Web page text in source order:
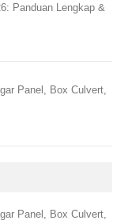
Panduan Lengkap &
Panel, Box Culvert,
Panel, Box Culvert,